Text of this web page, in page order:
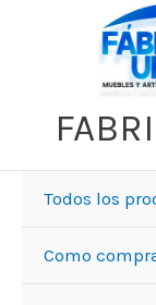
Todos los
Como